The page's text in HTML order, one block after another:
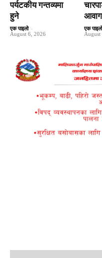
पर्यटकीय गन्तव्यमा
हुने
एक पाइलो -
August 6, 2026
एक
August